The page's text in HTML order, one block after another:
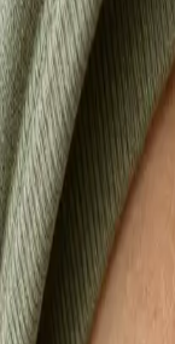
1/3
Praktické
Většina pacientů
termín konzultace s
vaší zemi.
Od